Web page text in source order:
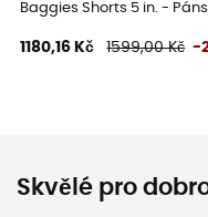
Baggies Shorts 5 in. -
1180,16 Kč 1599,00 Kč -
Skvělé pro